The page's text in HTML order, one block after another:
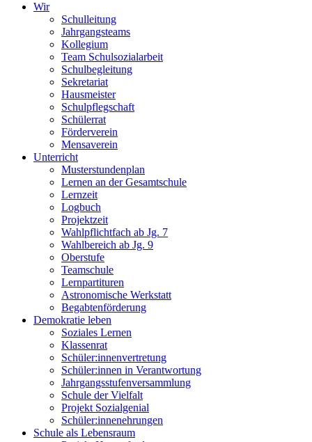
Wir
Schulleitung
Jahrgangsteams
Kollegium
Team Schulsozialarbeit
Schulbegleitung
Sekretariat
Hausmeister
Schulpflegschaft
Schülerrat
Förderverein
Mensaverein
Unterricht
Musterstundenplan
Lernen an der Gesamtschule
Lernzeit
Logbuch
Projektzeit
Wahlpflichtfach ab Jg. 7
Wahlbereich ab Jg. 9
Oberstufe
Teamschule
Lernpartituren
Astronomische Werkstatt
Begabtenförderung
Demokratie leben
Soziales Lernen
Klassenrat
Schüler:innenvertretung
Schüler:innen in Verantwortung
Jahrgangsstufenversammlung
Schule der Vielfalt
Projekt Sozialgenial
Schüler:innenehrungen
Schule als Lebensraum